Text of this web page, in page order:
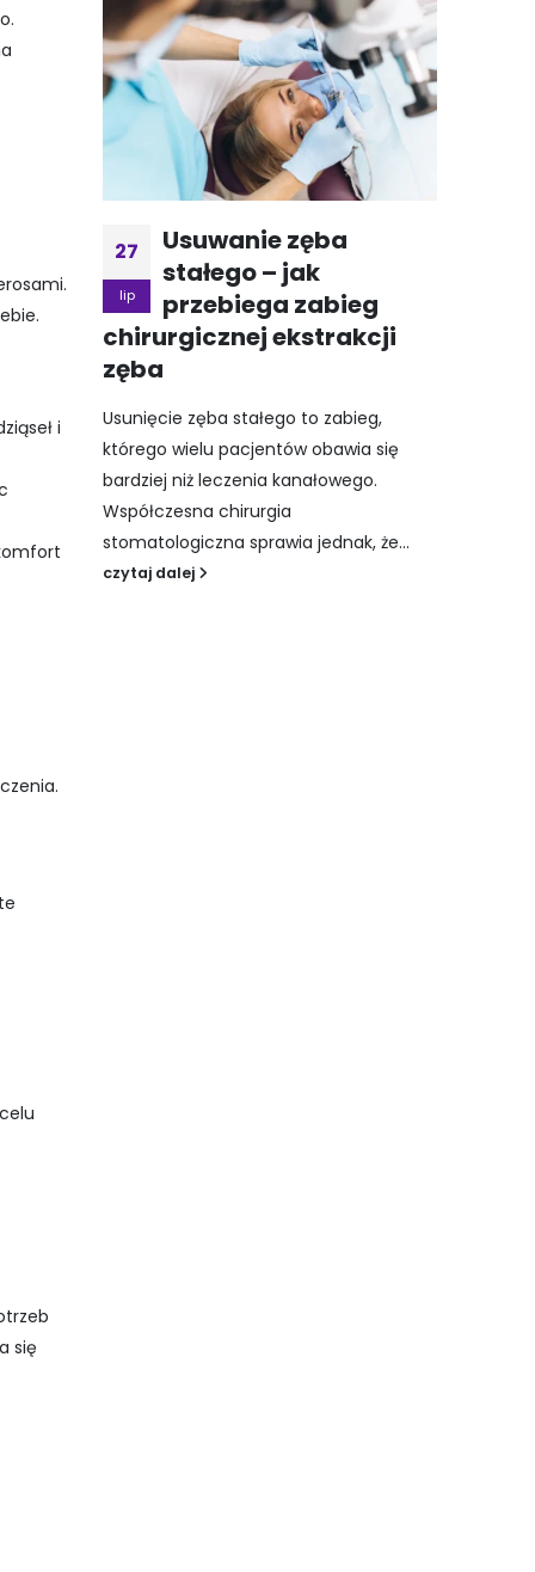
i
się
27
lip
Usuwanie zęba
stałego – jak
przebiega zabieg
chirurgicznej ekstrakcji
zęba
Usunięcie zęba stałego to zabieg,
którego wielu pacjentów obawia się
bardziej niż leczenia kanałowego.
Współczesna chirurgia
stomatologiczna sprawia jednak, że...
czytaj dalej